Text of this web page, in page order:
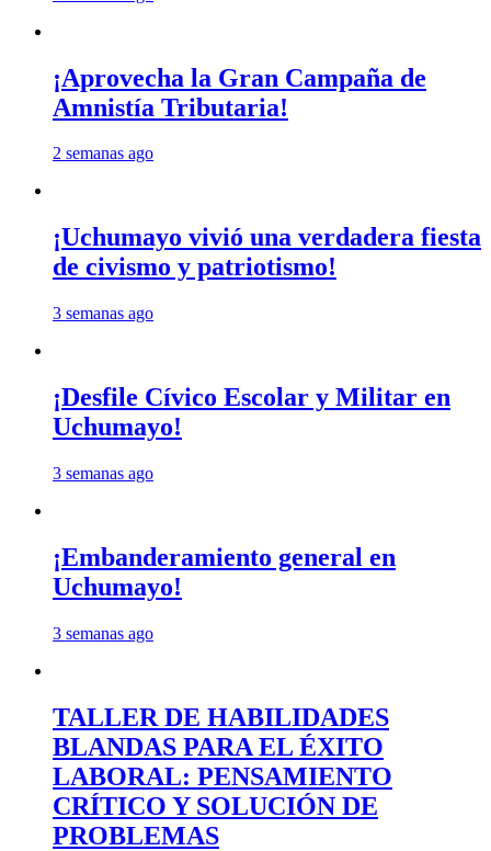
¡Aprovecha la Gran Campaña de
Amnistía Tributaria!
2 semanas ago
¡Uchumayo vivió una verdadera fiesta
de civismo y patriotismo!
3 semanas ago
¡Desfile Cívico Escolar y Militar en
Uchumayo!
3 semanas ago
¡Embanderamiento general en
Uchumayo!
3 semanas ago
TALLER DE HABILIDADES
BLANDAS PARA EL ÉXITO
LABORAL: PENSAMIENTO
CRÍTICO Y SOLUCIÓN DE
PROBLEMAS